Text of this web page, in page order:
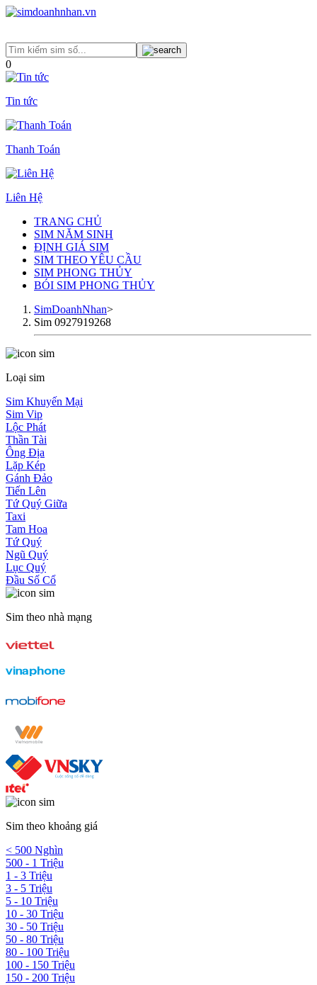
0
Tin tức
Thanh Toán
Liên Hệ
TRANG CHỦ
SIM NĂM SINH
ĐỊNH GIÁ SIM
SIM THEO YÊU CẦU
SIM PHONG THỦY
BÓI SIM PHONG THỦY
SimDoanhNhan>
Sim 0927919268
Loại sim
Sim Khuyến Mại
Sim Vip
Lộc Phát
Thần Tài
Ông Địa
Lặp Kép
Gánh Đảo
Tiến Lên
Tứ Quý Giữa
Taxi
Tam Hoa
Tứ Quý
Ngũ Quý
Lục Quý
Đầu Số Cổ
Sim theo nhà mạng
Sim theo khoảng giá
< 500 Nghìn
500 - 1 Triệu
1 - 3 Triệu
3 - 5 Triệu
5 - 10 Triệu
10 - 30 Triệu
30 - 50 Triệu
50 - 80 Triệu
80 - 100 Triệu
100 - 150 Triệu
150 - 200 Triệu